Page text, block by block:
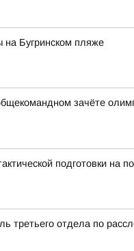
на Бугринском пляже
зачёте
подготовки на
третьего отдела по